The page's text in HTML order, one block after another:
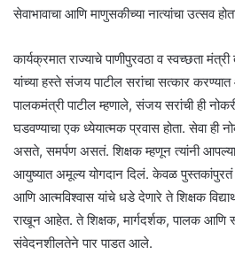
सेवाभावाचा आणि माणुसकीच्या नात्यांचा उत्सव
कार्यक्रमात राज्याचे पाणीपुरवठा व स्वच्छता
यांच्या हस्ते संजय पाटील सरांचा सत्कार
पालकमंत्री पाटील म्हणाले, संजय सरांची ही नोकरी
घडवण्याचा एक ध्येयात्मक प्रवास होता. सेवा ही
असते, समर्पण असतं. शिक्षक म्हणून त्यांनी आपल्या
आयुष्यात अमूल्य योगदान दिलं. केवळ पुस्तकांपुरतं
आणि आत्मविश्वास यांचे धडे देणारे ते शिक्षक
राखून आहेत. ते शिक्षक, मार्गदर्शक, पालक
संवेदनशीलतेने पार पाडत आले.